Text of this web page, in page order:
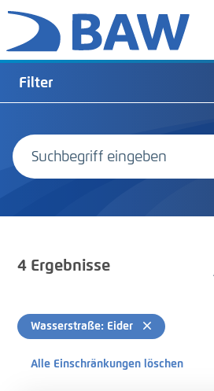
Filter
4Ergebnisse
Wasserstraße: Eider
Alle Einschränkungen löschen